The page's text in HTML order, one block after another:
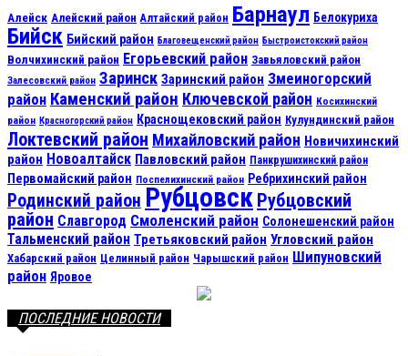
Алейск Алейский район Алтайский район Барнаул Белокуриха
Бийск Бийский район Благовещенский район Быстроистокский район
Волчихинский район Егорьевский район Завьяловский район
Залесовский район Заринск Заринский район Змеиногорский
район Каменский район Ключевской район Косихинский
район Красногорский район Краснощековский район Кулундинский район
Локтевский район Михайловский район Новичихинский
район Новоалтайск Павловский район Панкрушихинский район
Первомайский район Поспелихинский район Ребрихинский район
Родинский район Рубцовск Рубцовский
район Славгород Смоленский район Солонешенский район
Тальменский район Третьяковский район Угловский район
Хабарский район Целинный район Чарышский район Шипуновский
район Яровое
ПОСЛЕДНИЕ НОВОСТИ